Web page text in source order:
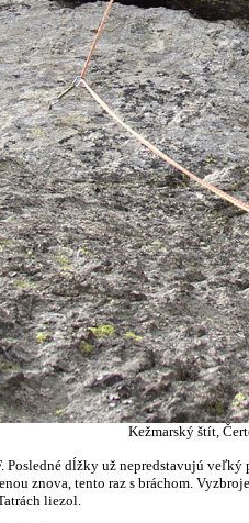
Kežmarský štít,
Posledné dĺžky už nepredstavujú
znova, tento raz s bráchom.
liezol.